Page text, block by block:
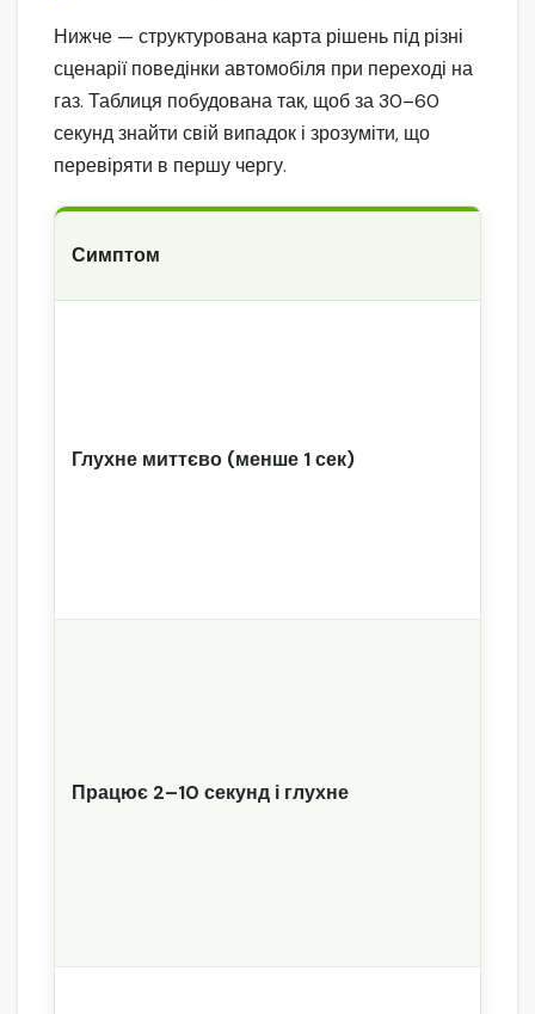
Нижче — структурована карта рішень під різні
сценарії поведінки автомобіля при переході на
газ. Таблиця побудована так, щоб за 30–60
секунд знайти свій випадок і зрозуміти, що
перевіряти в першу чергу.
Симптом
Глухне миттєво (менше 1 сек)
Працює 2–10 секунд і глухне